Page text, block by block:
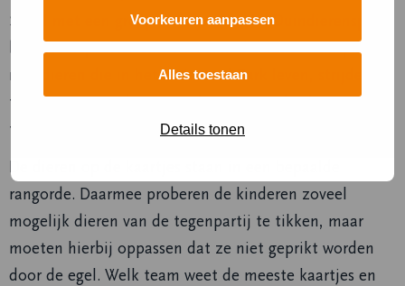
Voorkeuren aanpassen
Alles toestaan
Details tonen
Speel met een groep het dynamische Duindierenspel
bij natuurspeelterrein ’t Wed. In dit actieve tikspel
met dieren die in het Nationaal Park leven, strijden
twee teams om de meeste kaartjes en de vlag van de
tegenpartij.
De dieren op de kaartjes staan in een bepaalde
rangorde. Daarmee proberen de kinderen zoveel
mogelijk dieren van de tegenpartij te tikken, maar
moeten hierbij oppassen dat ze niet geprikt worden
door de egel. Welk team weet de meeste kaartjes en